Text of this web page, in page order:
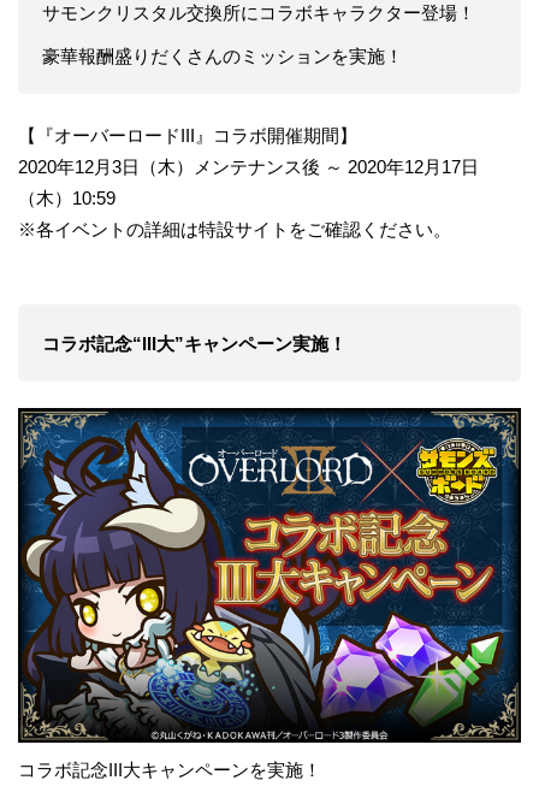
サモンクリスタル交換所にコラボキャラクター登場！
豪華報酬盛りだくさんのミッションを実施！
【『オーバーロードIII』コラボ開催期間】
2020年12月3日（木）メンテナンス後 ～ 2020年12月17日
（木）10:59
※各イベントの詳細は特設サイトをご確認ください。
コラボ記念“III大”キャンペーン実施！
コラボ記念III大キャンペーンを実施！